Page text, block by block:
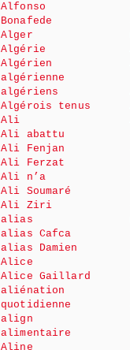
Alfonso
Bonafede
Alger
Algérie
Algérien
algérienne
algériens
Algérois tenus
Ali
Ali abattu
Ali Fenjan
Ali Ferzat
Ali n’a
Ali Soumaré
Ali Ziri
alias
alias Cafca
alias Damien
Alice
Alice Gaillard
aliénation
quotidienne
align
alimentaire
Aline